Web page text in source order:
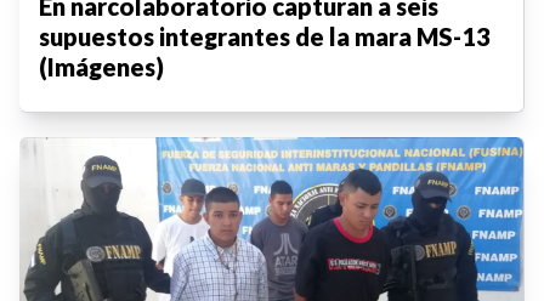
supuestos integrantes de la mara MS-13
(Imágenes)